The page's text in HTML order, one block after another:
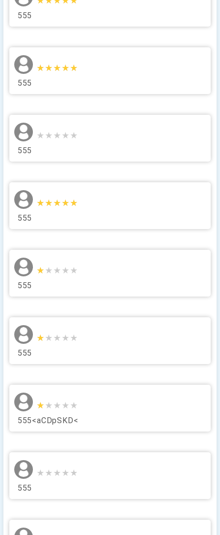
555
★★★★★
★★★★★
555
★★★★★
★★★★★
555
★★★★★
★★★★★
555
★★★★★
★★★★★
555
★★★★★
★★★★★
555
★★★★★
★★★★★
555<aCDpSKD<
★★★★★
★★★★★
555